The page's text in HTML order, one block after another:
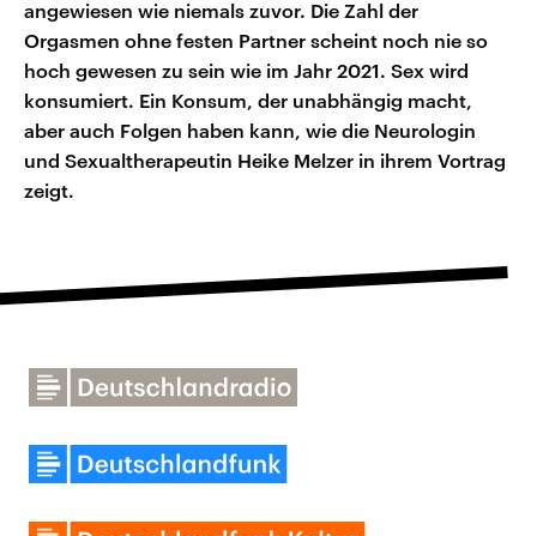
angewiesen wie niemals zuvor. Die Zahl der
Orgasmen ohne festen Partner scheint noch nie so
hoch gewesen zu sein wie im Jahr 2021. Sex wird
konsumiert. Ein Konsum, der unabhängig macht,
aber auch Folgen haben kann, wie die Neurologin
und Sexualtherapeutin Heike Melzer in ihrem Vortrag
zeigt.